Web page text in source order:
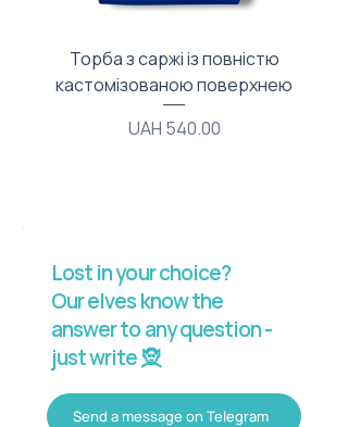
Торба з саржі із повністю
кастомізованою поверхнею
Price
UAH 540.00
Lost in your choice?
Our elves know the
answer to any question -
just write 🧝
Send a message on Telegram